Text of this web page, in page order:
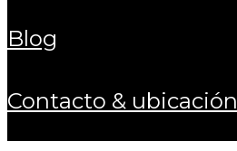
blog
contacto & ubicación